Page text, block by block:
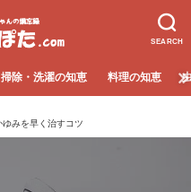
SEARCH
掃除・洗濯の知恵 料理の知恵
みを早く治すコツ